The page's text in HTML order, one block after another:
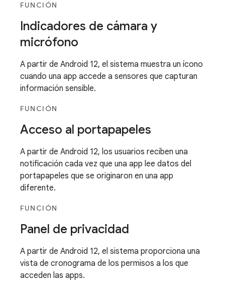
FUNCIÓN
Indicadores de cámara y
micrófono
A partir de Android 12, el sistema muestra un ícono
cuando una app accede a sensores que capturan
información sensible.
FUNCIÓN
Acceso al portapapeles
A partir de Android 12, los usuarios reciben una
notificación cada vez que una app lee datos del
portapapeles que se originaron en una app
diferente.
FUNCIÓN
Panel de privacidad
A partir de Android 12, el sistema proporciona una
vista de cronograma de los permisos a los que
acceden las apps.